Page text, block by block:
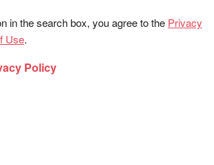
in the search box, you agree to the Privacy
Use.
Policy